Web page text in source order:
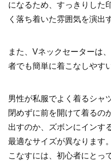
になるため、すっきりした
く落ち着いた雰囲気を演出
また、Vネックセーターは
者でも簡単に着こなしやす
男性が私服でよく着るシャ
閉めずに前を開けて着るの
出すのか、ズボンにインす
最適なサイズが異なります
こなすには、初心者にとっ